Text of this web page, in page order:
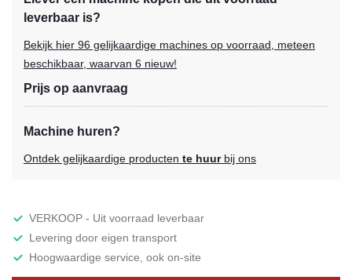
leverbaar is?
Bekijk hier 96 gelijkaardige machines op voorraad, meteen
beschikbaar, waarvan 6 nieuw!
Prijs op aanvraag
Machine huren?
Ontdek gelijkaardige producten te huurbij ons
VERKOOP - Uit voorraad leverbaar
Levering door eigen transport
Hoogwaardige service, ook on-site